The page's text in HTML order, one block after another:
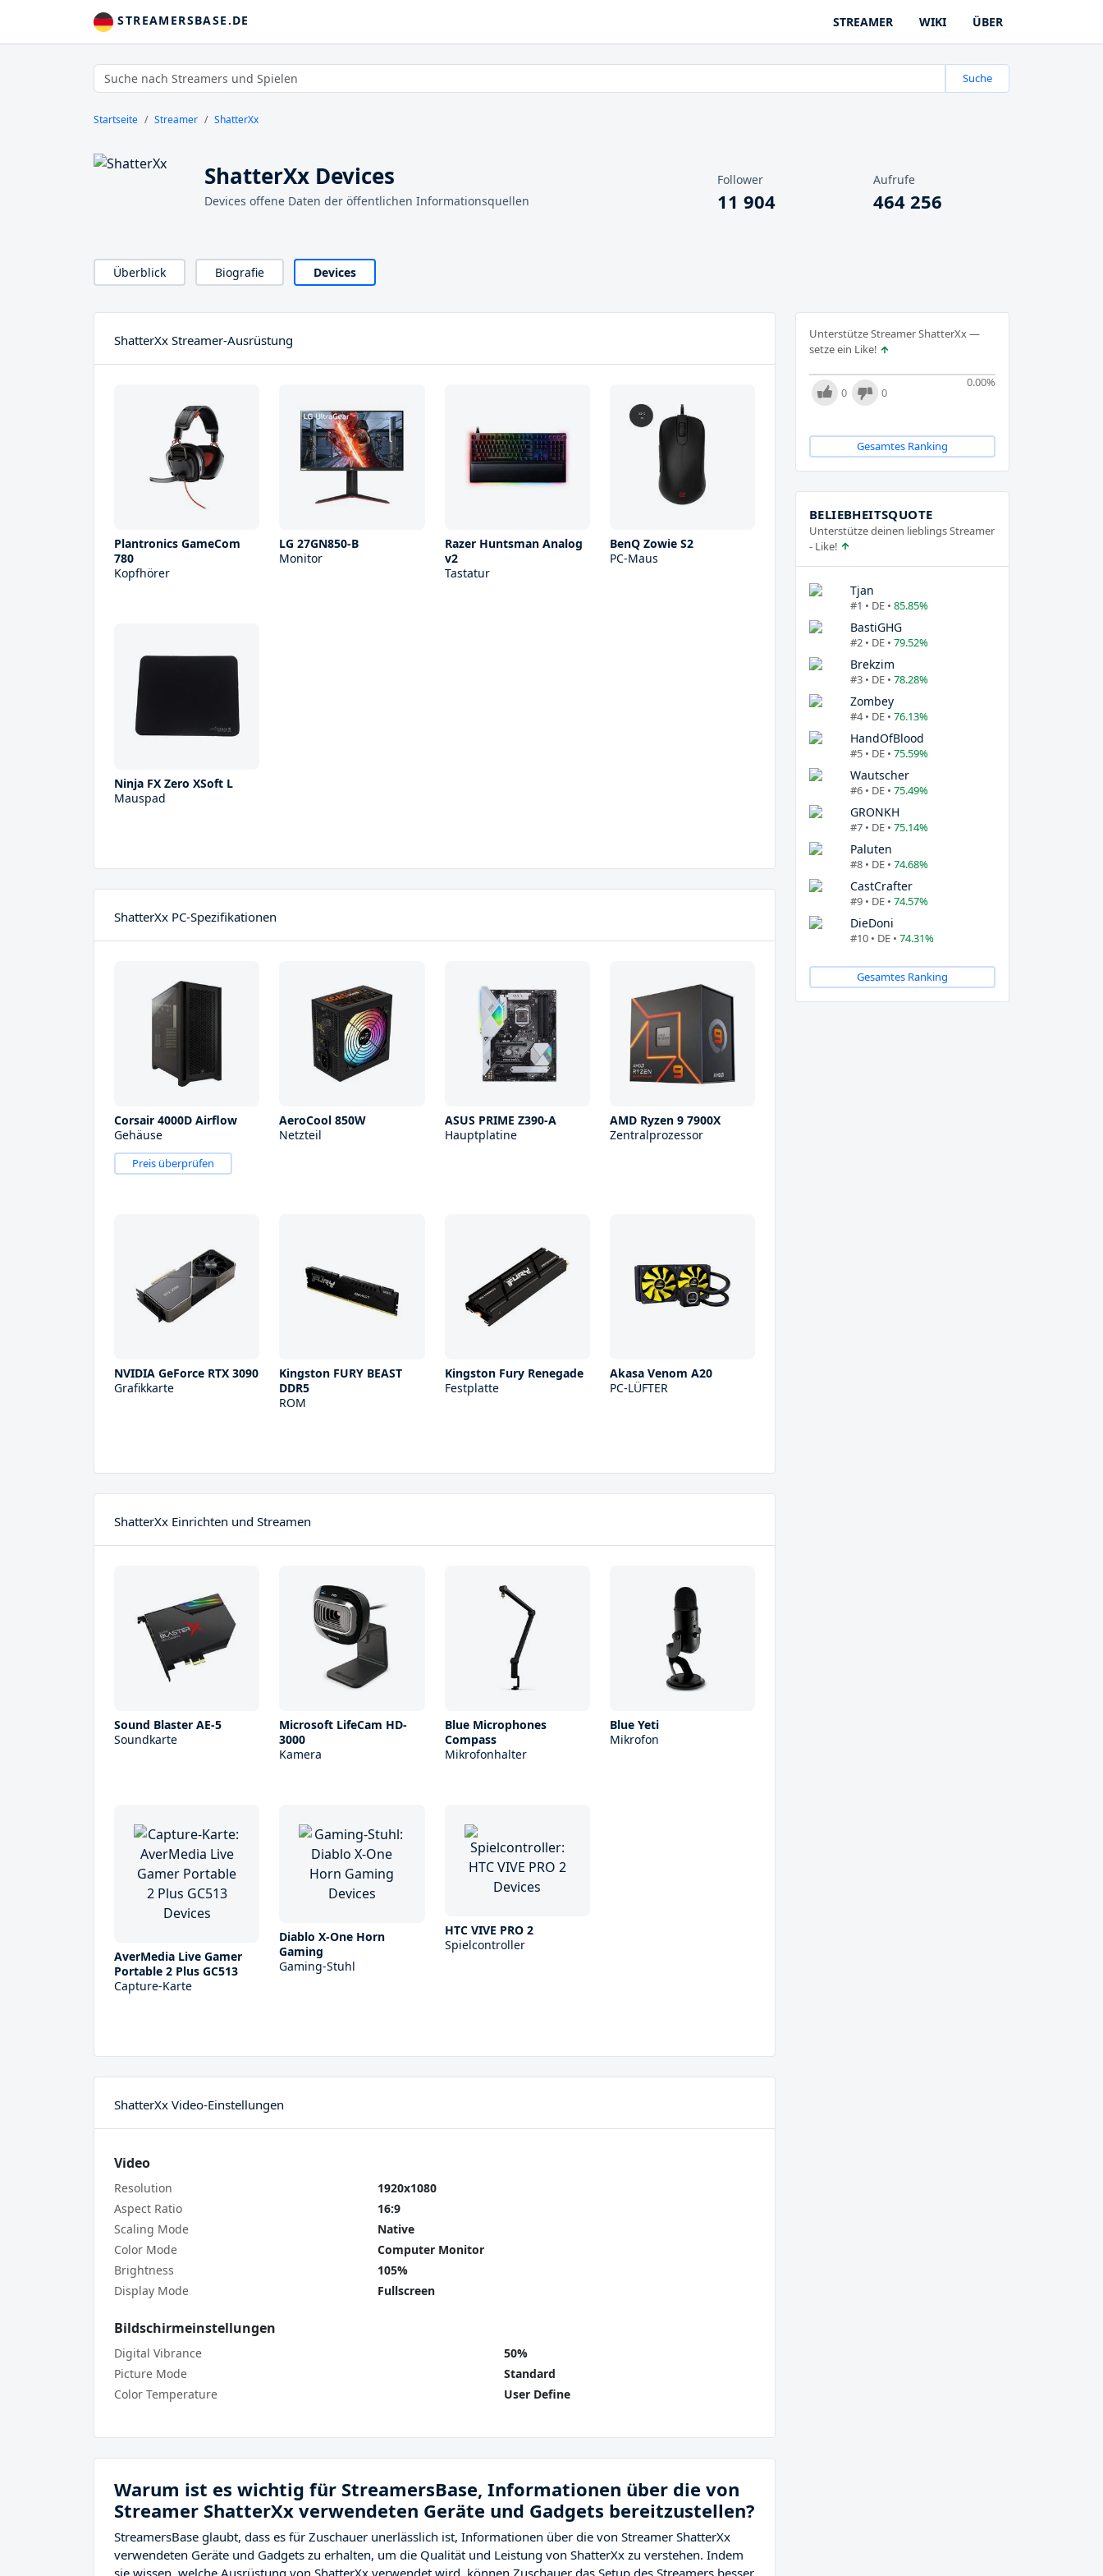
STREAMERSBASE.DE STREAMER WIKI ÜBER
Suche
Startseite Streamer ShatterXx
ShatterXx Devices
Devices offene Daten der öffentlichen Informationsquellen
Follower
11 904
Aufrufe
464 256
Überblick Biografie Devices
ShatterXx Streamer-Ausrüstung
Plantronics GameCom
780
Kopfhörer
LG 27GN850-B
Monitor
Razer Huntsman Analog
v2
Tastatur
BenQ Zowie S2
PC-Maus
Ninja FX Zero XSoft L
Mauspad
ShatterXx PC-Spezifikationen
Corsair 4000D Airflow
Gehäuse
Preis überprüfen
AeroCool 850W
Netzteil
ASUS PRIME Z390-A
Hauptplatine
AMD Ryzen 9 7900X
Zentralprozessor
NVIDIA GeForce RTX 3090
Grafikkarte
Kingston FURY BEAST
DDR5
ROM
Kingston Fury Renegade
Festplatte
Akasa Venom A20
PC-LÜFTER
ShatterXx Einrichten und Streamen
Sound Blaster AE-5
Soundkarte
Microsoft LifeCam HD-
3000
Kamera
Blue Microphones
Compass
Mikrofonhalter
Blue Yeti
Mikrofon
AverMedia Live Gamer
Portable 2 Plus GC513
Capture-Karte
Diablo X-One Horn
Gaming
Gaming-Stuhl
HTC VIVE PRO 2
Spielcontroller
ShatterXx Video-Einstellungen
Video
Resolution
1920x1080
Aspect Ratio
16:9
Scaling Mode
Native
Color Mode
Computer Monitor
Brightness
105%
Display Mode
Fullscreen
Bildschirmeinstellungen
Digital Vibrance
50%
Picture Mode
Standard
Color Temperature
User Define
Warum ist es wichtig für StreamersBase, Informationen über die von
Streamer ShatterXx verwendeten Geräte und Gadgets bereitzustellen?
StreamersBase glaubt, dass es für Zuschauer unerlässlich ist, Informationen über die von Streamer ShatterXx
verwendeten Geräte und Gadgets zu erhalten, um die Qualität und Leistung von ShatterXx zu verstehen. Indem
Unterstütze Streamer ShatterXx —
setze ein Like!
0.00%
0 0
Gesamtes Ranking
BELIEBHEITSQUOTE
Unterstütze deinen lieblings Streamer
- Like!
Tjan
#1 • DE • 85.85%
BastiGHG
#2 • DE • 79.52%
Brekzim
#3 • DE • 78.28%
Zombey
#4 • DE • 76.13%
HandOfBlood
#5 • DE • 75.59%
Wautscher
#6 • DE • 75.49%
GRONKH
#7 • DE • 75.14%
Paluten
#8 • DE • 74.68%
CastCrafter
#9 • DE • 74.57%
DieDoni
#10 • DE • 74.31%
Gesamtes Ranking